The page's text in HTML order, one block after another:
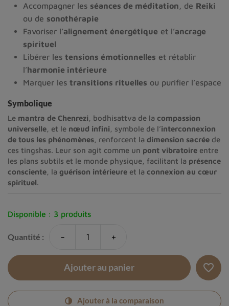
Accompagner les séances de méditation , de Reiki
ou de sonothérapie
Favoriser l’alignement énergétique et l’ancrage
spirituel
Libérer les tensions émotionnelles et rétablir
l’harmonie intérieure
Marquer les transitions rituelles ou purifier l’espace
Symbolique
Le mantra de Chenrezi , bodhisattva de la compassion
universelle , et le nœud infini , symbole de l’interconnexion
de tous les phénomènes , renforcent la dimension sacrée de
ces tingshas. Leur son agit comme un pont vibratoire entre
les plans subtils et le monde physique, facilitant la présence
consciente , la guérison intérieure et la connexion au cœur
spirituel.
Disponible : 3 produits
Quantité : - +
Ajouter au panier favorite_border
Ajouter à la comparaison